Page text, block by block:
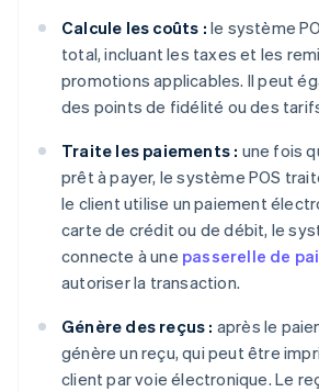
Calcule les coûts : le système
total, incluant les taxes et les
promotions applicables. Il peut
des points de fidélité ou des
Traite les paiements : une fois
prêt à payer, le système POS
le client utilise un paiement
carte de crédit ou de débit, le
connecte à une passerelle de
autoriser la transaction.
Génère des reçus : après le
génère un reçu, qui peut être
client par voie électronique. Le